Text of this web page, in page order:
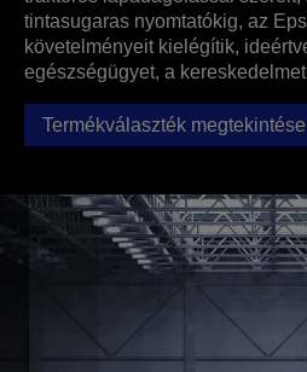
tintasugaras nyomtatókig, az
követelményeit kielégítik,
egészségügyet, a
Termékválaszték megtekintése